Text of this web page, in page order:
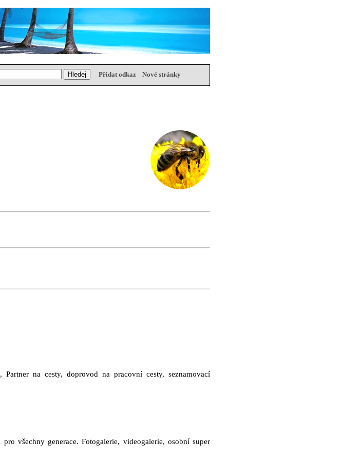
Přidat odkaz Nové stránky
na cesty, doprovod na pracovní cesty, seznamovací
všechny generace. Fotogalerie, videogalerie, osobní super